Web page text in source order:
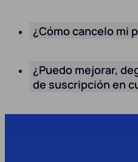
¿Cómo cancelo mi
¿Puedo mejorar,
de suscripción en